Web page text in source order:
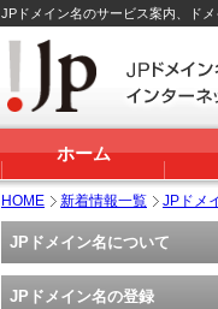
JPドメイン名のサービス案内、ド
ホーム
HOME 新着情報一覧 JPドメ
JPドメイン名について
JPドメイン名の登録